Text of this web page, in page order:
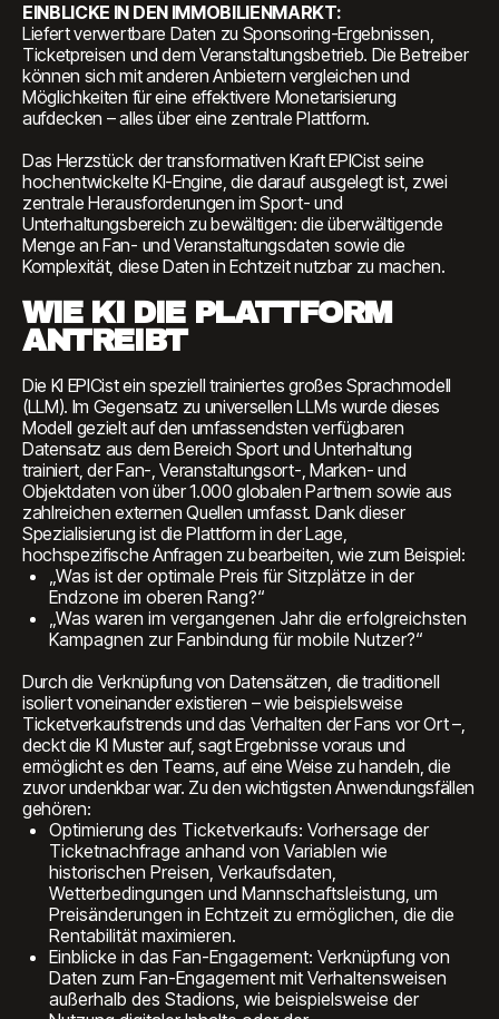
EINBLICKE IN DEN IMMOBILIENMARKT:
Liefert verwertbare Daten zu Sponsoring-Ergebnissen,
Ticketpreisen und dem Veranstaltungsbetrieb. Die Betreiber
können sich mit anderen Anbietern vergleichen und
Möglichkeiten für eine effektivere Monetarisierung
aufdecken – alles über eine zentrale Plattform.
Das Herzstück der transformativen Kraft EPICist seine
hochentwickelte KI-Engine, die darauf ausgelegt ist, zwei
zentrale Herausforderungen im Sport- und
Unterhaltungsbereich zu bewältigen: die überwältigende
Menge an Fan- und Veranstaltungsdaten sowie die
Komplexität, diese Daten in Echtzeit nutzbar zu machen.
WIE KI DIE PLATTFORM
ANTREIBT
Die KI EPICist ein speziell trainiertes großes Sprachmodell
(LLM). Im Gegensatz zu universellen LLMs wurde dieses
Modell gezielt auf den umfassendsten verfügbaren
Datensatz aus dem Bereich Sport und Unterhaltung
trainiert, der Fan-, Veranstaltungsort-, Marken- und
Objektdaten von über 1.000 globalen Partnern sowie aus
zahlreichen externen Quellen umfasst. Dank dieser
Spezialisierung ist die Plattform in der Lage,
hochspezifische Anfragen zu bearbeiten, wie zum Beispiel:
„Was ist der optimale Preis für Sitzplätze in der
Endzone im oberen Rang?“
„Was waren im vergangenen Jahr die erfolgreichsten
Kampagnen zur Fanbindung für mobile Nutzer?“
Durch die Verknüpfung von Datensätzen, die traditionell
isoliert voneinander existieren – wie beispielsweise
Ticketverkaufstrends und das Verhalten der Fans vor Ort –,
deckt die KI Muster auf, sagt Ergebnisse voraus und
ermöglicht es den Teams, auf eine Weise zu handeln, die
zuvor undenkbar war. Zu den wichtigsten Anwendungsfällen
gehören:
Optimierung des Ticketverkaufs: Vorhersage der
Ticketnachfrage anhand von Variablen wie
historischen Preisen, Verkaufsdaten,
Wetterbedingungen und Mannschaftsleistung, um
Preisänderungen in Echtzeit zu ermöglichen, die die
Rentabilität maximieren.
Einblicke in das Fan-Engagement: Verknüpfung von
Daten zum Fan-Engagement mit Verhaltensweisen
außerhalb des Stadions, wie beispielsweise der